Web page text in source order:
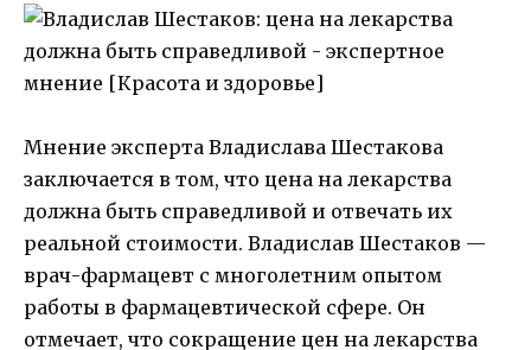
Мнение эксперта Владислава Шестакова
заключается в том, что цена на лекарства
должна быть справедливой и отвечать их
реальной стоимости. Владислав Шестаков —
врач-фармацевт с многолетним опытом
работы в фармацевтической сфере. Он
отмечает, что сокращение цен на лекарства